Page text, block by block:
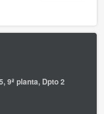
9ª planta, Dpto 2